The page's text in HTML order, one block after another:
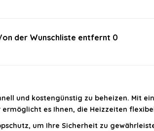
der Wunschliste entfernt 0
und kostengünstig zu beheizen. Mit
es Ihnen, die Heizzeiten
um Ihre Sicherheit zu